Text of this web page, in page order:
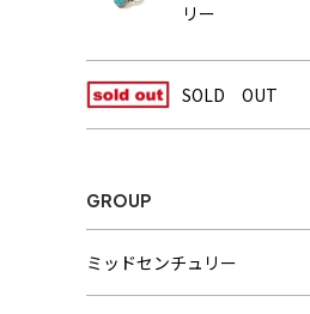
リー
SOLD OUT
GROUP
ミッドセンチュリー